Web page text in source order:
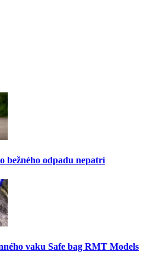
bežného odpadu nepatrí
vaku Safe bag RMT Models